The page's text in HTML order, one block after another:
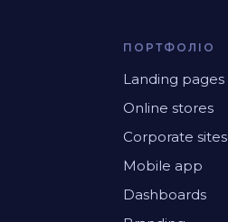
ПОРТФОЛІО
Landing pages
Online stores
Corporate sites
Mobile app
Dashboards